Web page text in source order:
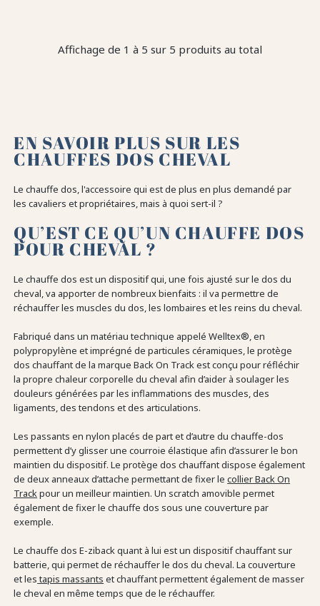
Affichage de 1 à 5 sur 5 produits au total
EN SAVOIR PLUS SUR LES
CHAUFFES DOS CHEVAL
Le chauffe dos, l'accessoire qui est de plus en plus demandé par
les cavaliers et propriétaires, mais à quoi sert-il ?
QU’EST CE QU’UN CHAUFFE DOS
POUR CHEVAL ?
Le chauffe dos est un dispositif qui, une fois ajusté sur le dos du
cheval, va apporter de nombreux bienfaits : il va permettre de
réchauffer les muscles du dos, les lombaires et les reins du cheval.
Fabriqué dans un matériau technique appelé Welltex®, en
polypropylène et imprégné de particules céramiques, le protège
dos chauffant de la marque Back On Track est conçu pour réfléchir
la propre chaleur corporelle du cheval afin d’aider à soulager les
douleurs générées par les inflammations des muscles, des
ligaments, des tendons et des articulations.
Les passants en nylon placés de part et d’autre du chauffe-dos
permettent d’y glisser une courroie élastique afin d’assurer le bon
maintien du dispositif. Le protège dos chauffant dispose également
de deux anneaux d’attache permettant de fixer lecollier Back On
Trackpour un meilleur maintien. Un scratch amovible permet
également de fixer le chauffe dos sous une couverture par
exemple.
Le chauffe dos E-ziback quant à lui est un dispositif chauffant sur
batterie, qui permet de réchauffer le dos du cheval. La couverture
et lestapis massants et chauffant permettent également de masser
le cheval en même temps que de le réchauffer.